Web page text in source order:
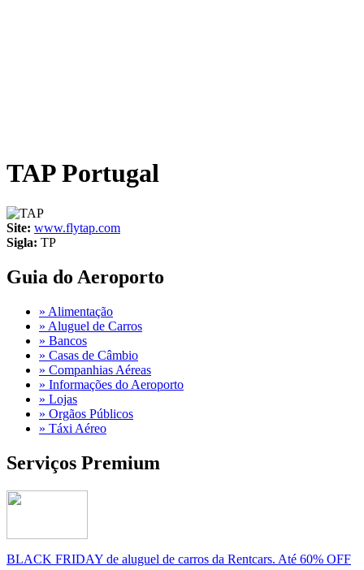
TAP Portugal
Site: www.flytap.com
Sigla: TP
Guia do Aeroporto
» Alimentação
» Aluguel de Carros
» Bancos
» Casas de Câmbio
» Companhias Aéreas
» Informações do Aeroporto
» Lojas
» Orgãos Públicos
» Táxi Aéreo
Serviços Premium
BLACK FRIDAY de aluguel de carros da Rentcars. Até 60% OFF